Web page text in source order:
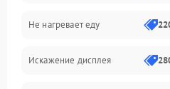
Механические повреждения
Питание и запуск
Не нагревает еду
Искажение дисплея